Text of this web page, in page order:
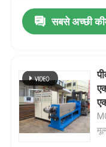
सबसे अच्छी